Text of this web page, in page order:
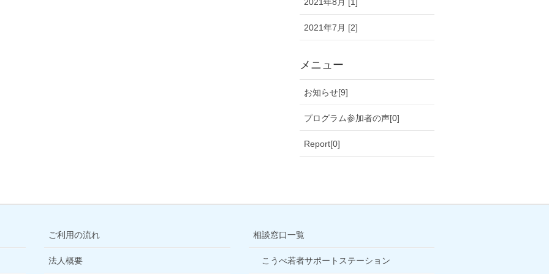
2021年7月 [2]
メニュー
お知らせ[9]
プログラム参加者の声[0]
Report[0]
ご利用の流れ
法人概要
相談窓口一覧
こうべ若者サポートステーション